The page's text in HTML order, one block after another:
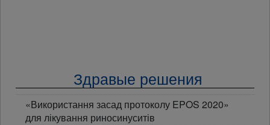
Здравые решения
«Використання засад протоколу EPOS 2020»
для лікування риносинуситів